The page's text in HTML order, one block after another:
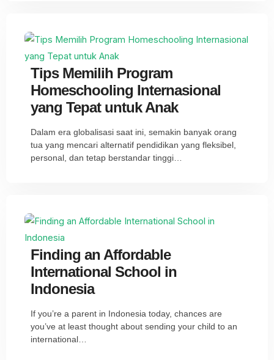
Tips Memilih Program
Homeschooling Internasional
yang Tepat untuk Anak
Dalam era globalisasi saat ini, semakin banyak orang
tua yang mencari alternatif pendidikan yang fleksibel,
personal, dan tetap berstandar tinggi…
Finding an Affordable
International School in
Indonesia
If you’re a parent in Indonesia today, chances are
you’ve at least thought about sending your child to an
international…